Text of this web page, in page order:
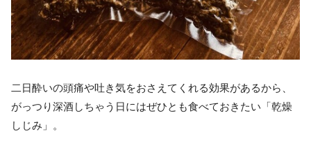
二日酔いの頭痛や吐き気をおさえてくれる効果があるから、
がっつり深酒しちゃう日にはぜひとも食べておきたい「乾燥
しじみ」。